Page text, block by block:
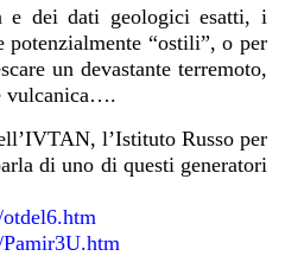
e dei dati geologici esatti, i
“ostili”, o per
un devastante terremoto,
vulcanica….
l’Istituto Russo per
di uno di questi generatori